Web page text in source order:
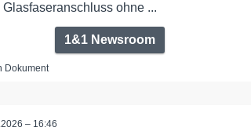
Glasfaseranschluss ohne ...
1&1 Newsroom
Dokument
– 16:46